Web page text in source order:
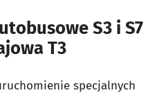
S3 i S7
T3
specjalnych